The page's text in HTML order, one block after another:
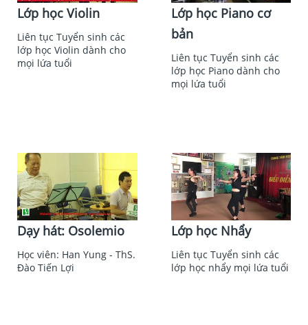
Lớp học Violin
Liên tục Tuyển sinh các
lớp học Violin dành cho
mọi lứa tuổi
Lớp học Piano cơ
bản
Liên tục Tuyển sinh các
lớp học Piano dành cho
mọi lứa tuổi
Dạy hát: Osolemio
Học viên: Han Yung - ThS.
Đào Tiến Lợi
Lớp học Nhẩy
Liên tục Tuyển sinh các
lớp học nhẩy mọi lứa tuổi